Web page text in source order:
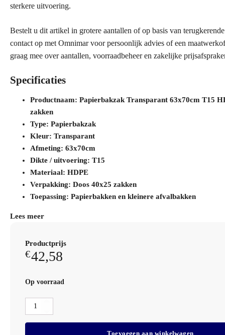
sterkere uitvoering.
Bestelt u dit artikel in grotere aantallen of op basis van
contact op met Omnimar voor persoonlijk advies of een
graag mee over aantallen, voorraadbeheer en zakelijke
Specificaties
Productnaam: Papierbakzak Transparant 63x70cm T15
zakken
Type: Papierbakzak
Kleur: Transparant
Afmeting: 63x70cm
Dikte / uitvoering: T15
Materiaal: HDPE
Verpakking: Doos 40x25 zakken
Toepassing: Papierbakken en kleinere afvalbakken
Lees meer
Productprijs
€42,58
Op voorraad
Papierbakzak
Transparant
63x70cm
Toevoegen aan winkelwagen